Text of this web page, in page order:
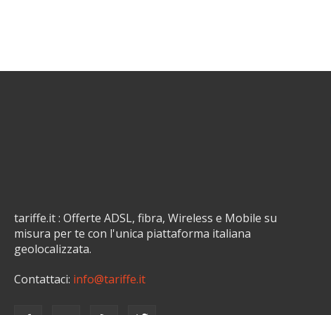
tariffe.it : Offerte ADSL, fibra, Wireless e Mobile su
misura per te con l'unica piattaforma italiana
geolocalizzata.
Contattaci: info@tariffe.it